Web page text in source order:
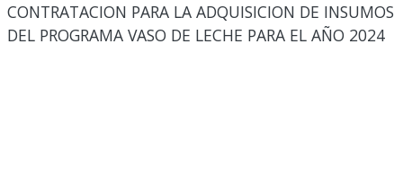
CONTRATACION PARA LA ADQUISICION DE INSUMOS
DEL PROGRAMA VASO DE LECHE PARA EL AÑO 2024